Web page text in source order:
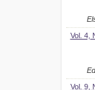
Vol. 4,
Vol. 9,